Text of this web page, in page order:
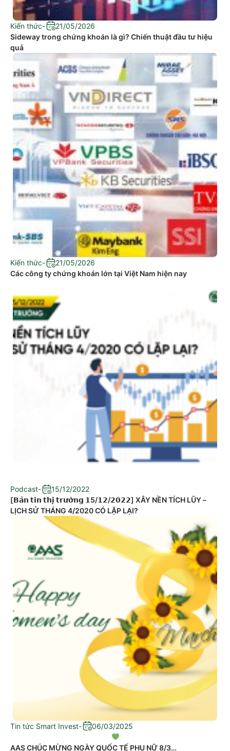
Kiến thức-
21/05/2026
Sideway trong chứng khoán là gì? Chiến thuật đầu tư hiệu
quả
Kiến thức-
21/05/2026
Các công ty chứng khoán lớn tại Việt Nam hiện nay
Podcast-
15/12/2022
[𝗕𝗮̉𝗻 𝘁𝗶𝗻 𝘁𝗵𝗶̣ 𝘁𝗿𝘂̛𝗼̛̀𝗻𝗴 𝟭5/𝟭𝟮/𝟮𝟬𝟮𝟮] XÂY NỀN TÍCH LŨY –
LỊCH SỬ THÁNG 4/2020 CÓ LẶP LẠI?
Tin tức Smart Invest- 06/03/2025
AAS CHÚC MỪNG NGÀY QUỐC TẾ PHỤ NỮ 8/3